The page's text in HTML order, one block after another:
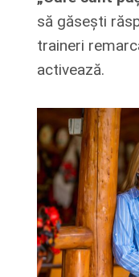
să găsești
traineri
activează.